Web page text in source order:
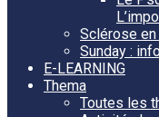
Sclérose
Sunday :
E-LEARNING
Thema
Toutes les